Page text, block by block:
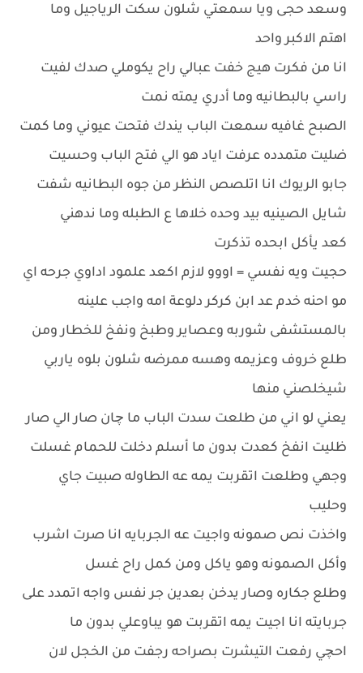
وسعد حجى ويا سمعتي شلون سكت الرياجيل وما
اهتم الاكبر واحد
انا من فكرت هيج خفت عبالي راح يكوملي صدك لفيت
راسي بالبطانيه وما أدري يمته نمت
الصبح غافيه سمعت الباب يندك فتحت عيوني وما كمت
ضليت متمدده عرفت اياد هو الي فتح الباب وحسيت
جابو الريوك انا اتلصص النظر من جوه البطانيه شفت
شايل الصينيه بيد وحده خلاها ع الطبله وما ندهني
كعد يأكل ابحده تذكرت
حجيت ويه نفسي = اووو لازم اكعد علمود اداوي جرحه اي
مو احنه خدم عد ابن كركر دلوعة امه واجب علينه
بالمستشفى شوربه وعصاير وطبخ ونفخ للخطار ومن
طلع خروف وعزيمه وهسه ممرضه شلون بلوه ياربي
شيخلصني منها
يعني لو اني من طلعت سدت الباب ما چان صار الي صار
ظليت انفخ كعدت بدون ما أسلم دخلت للحمام غسلت
وجهي وطلعت اتقربت يمه عه الطاوله صبيت جاي
وحليب
واخذت نص صمونه واجيت عه الجربايه انا صرت اشرب
وأكل الصمونه وهو ياكل ومن كمل راح غسل
وطلع جكاره وصار يدخن بعدين جر نفس واجه اتمدد على
جربايته انا اجيت يمه اتقربت هو يباوعلي بدون ما
احچي رفعت التيشرت بصراحه رجفت من الخجل لان